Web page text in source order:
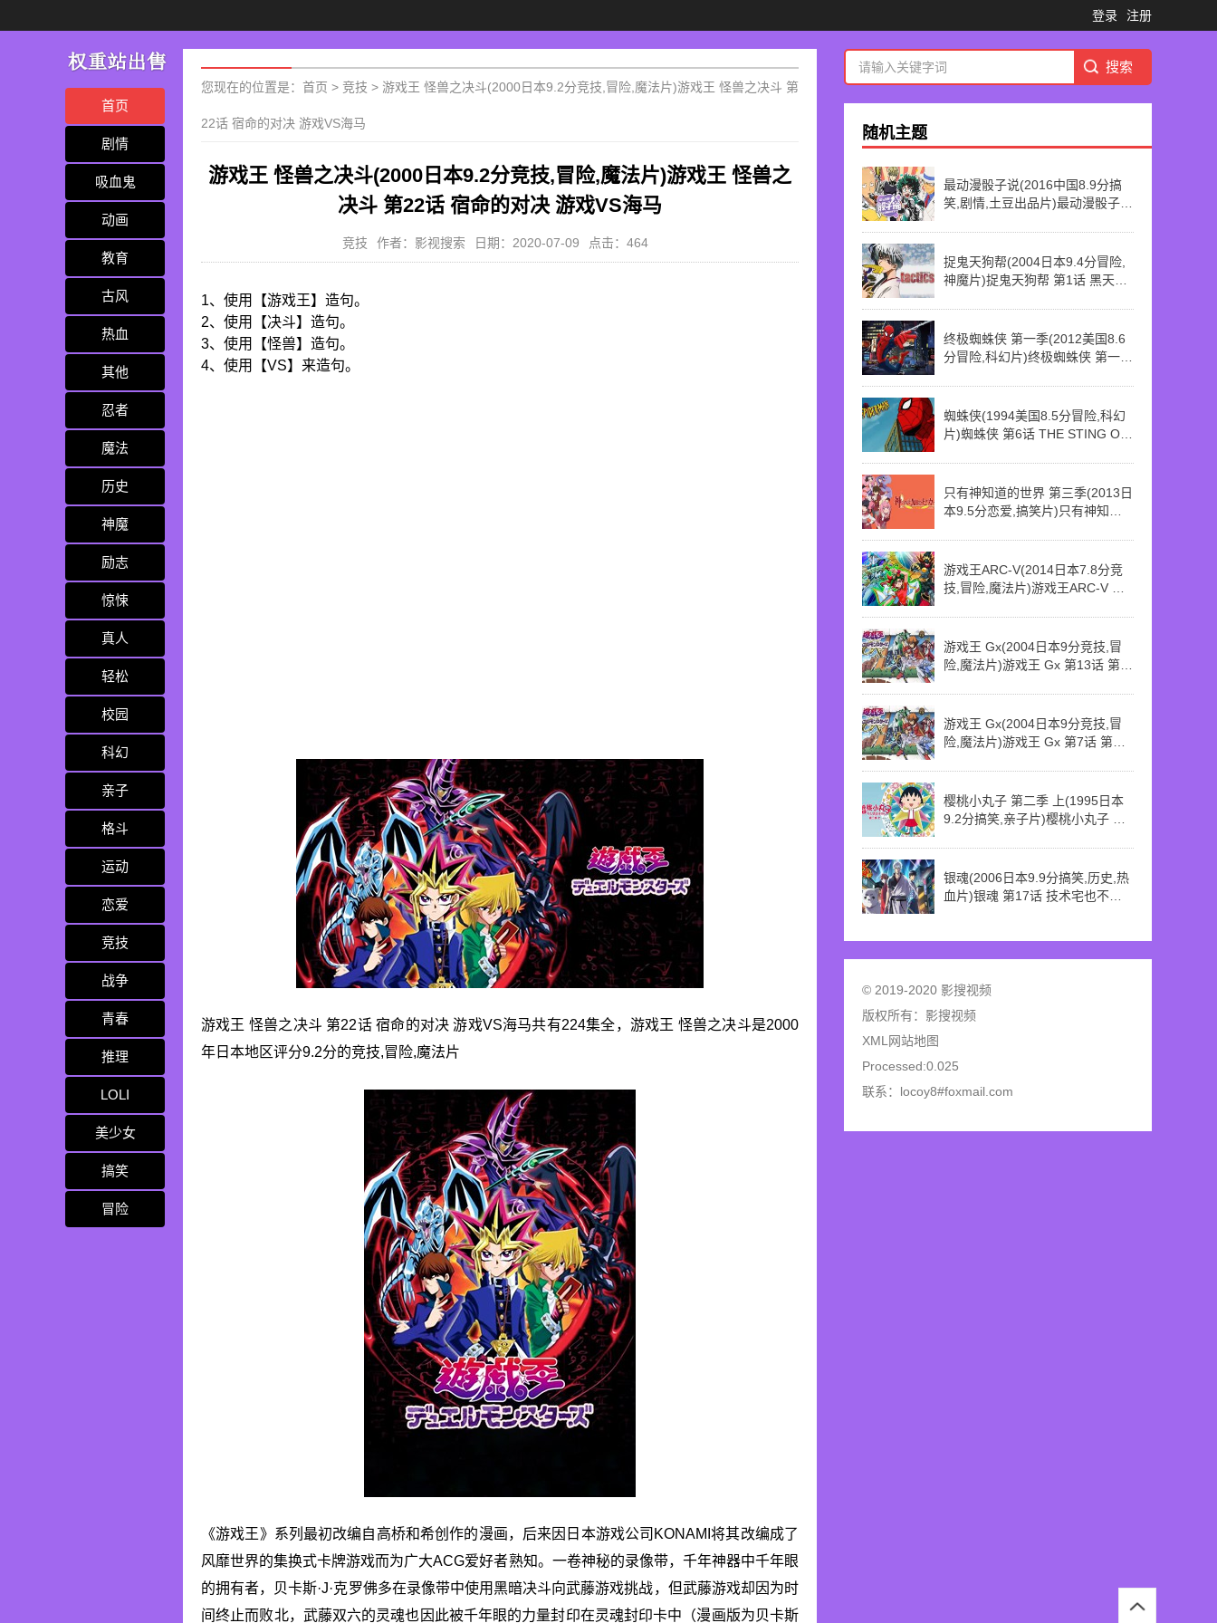
登录 注册
首页
剧情
吸血鬼
动画
教育
古风
热血
其他
忍者
魔法
历史
神魔
励志
惊悚
真人
轻松
校园
科幻
亲子
格斗
运动
恋爱
竞技
战争
青春
推理
LOLI
美少女
搞笑
冒险
您现在的位置是： 首页 > 竞技 > 游戏王 怪兽之决斗(2000日本9.2分竞技,冒险,魔法片)游戏王 怪兽之决斗 第
22话 宿命的对决 游戏VS海马
游戏王 怪兽之决斗(2000日本9.2分竞技,冒险,魔法片)游戏王 怪兽之
决斗 第22话 宿命的对决 游戏VS海马
竞技 作者：影视搜索 日期：2020-07-09 点击：464
1、使用【游戏王】造句。
2、使用【决斗】造句。
3、使用【怪兽】造句。
4、使用【VS】来造句。
游戏王 怪兽之决斗 第22话 宿命的对决 游戏VS海马共有224集全，游戏王 怪兽之决斗是2000
年日本地区评分9.2分的竞技,冒险,魔法片
《游戏王》系列最初改编自高桥和希创作的漫画，后来因日本游戏公司KONAMI将其改编成了
风靡世界的集换式卡牌游戏而为广大ACG爱好者熟知。一卷神秘的录像带，千年神器中千年眼
的拥有者，贝卡斯·J·克罗佛多在录像带中使用黑暗决斗向武藤游戏挑战，但武藤游戏却因为时
间终止而败北，武藤双六的灵魂也因此被千年眼的力量封印在灵魂封印卡中（漫画版为贝卡斯
随机主题
最动漫骰子说(2016中国8.9分搞
笑,剧情,土豆出品片)最动漫骰子说
捉鬼天狗帮(2004日本9.4分冒险,
神魔片)捉鬼天狗帮 第1话 黑天狗
终极蜘蛛侠 第一季(2012美国8.6
分冒险,科幻片)终极蜘蛛侠 第一季
蜘蛛侠(1994美国8.5分冒险,科幻
片)蜘蛛侠 第6话 THE STING OF
只有神知道的世界 第三季(2013日
本9.5分恋爱,搞笑片)只有神知道
游戏王ARC-V(2014日本7.8分竞
技,冒险,魔法片)游戏王ARC-V 第5
游戏王 Gx(2004日本9分竞技,冒
险,魔法片)游戏王 Gx 第13话 第
游戏王 Gx(2004日本9分竞技,冒
险,魔法片)游戏王 Gx 第7话 第
樱桃小丸子 第二季 上(1995日本
9.2分搞笑,亲子片)樱桃小丸子 第
银魂(2006日本9.9分搞笑,历史,热
血片)银魂 第17话 技术宅也不可
© 2019-2020 影搜视频
版权所有： 影搜视频
XML网站地图
Processed:0.025
联系：locoy8#foxmail.com